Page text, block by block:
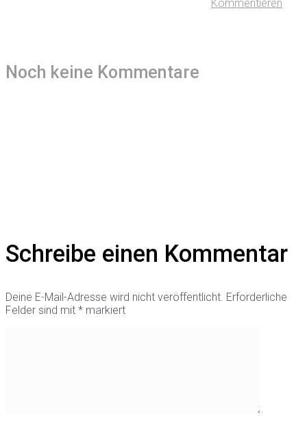
Kommentieren
Noch keine Kommentare
Schreibe einen Kommentar
Deine E-Mail-Adresse wird nicht veröffentlicht. Erforderliche
Felder sind mit * markiert